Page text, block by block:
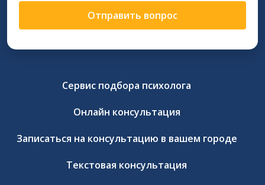
Отправить вопрос
Сервис подбора психолога
Онлайн консультация
Записаться на консультацию в вашем городе
Текстовая консультация